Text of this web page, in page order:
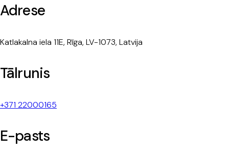
Adrese
Katlakalna iela 11E, Rīga, LV-1073, Latvija
Tālrunis
+371 22000165
E-pasts